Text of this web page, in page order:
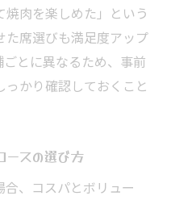
肉を楽しめた」という
た席選びも満足度アップ
とに異なるため、事前
かり確認しておくこと
ースの選び方
、コスパとボリュー